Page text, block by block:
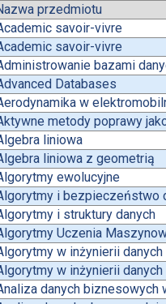
przedmiotu
savoir-vivre
savoir-vivre
bazami
Databases
w
metody poprawy
liniowa
liniowa z geometrią
ewolucyjne
i bezpieczeństwo
i struktury danych
Uczenia
w inżynierii danych
w inżynierii danych
danych biznesowych